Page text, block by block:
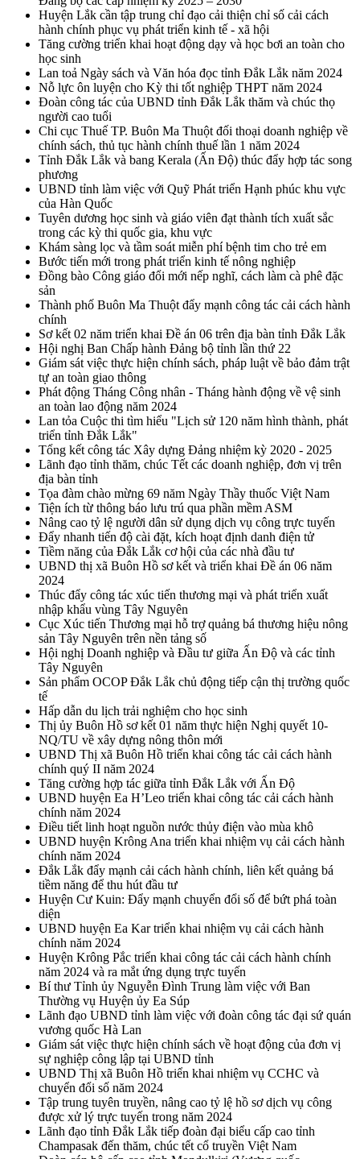
Huyện Lắk cần tập trung chỉ đạo cải thiện chỉ số cải cách
hành chính phục vụ phát triển kinh tế - xã hội
Tăng cường triển khai hoạt động dạy và học bơi an toàn cho
học sinh
Lan toả Ngày sách và Văn hóa đọc tỉnh Đắk Lắk năm 2024
Nỗ lực ôn luyện cho Kỳ thi tốt nghiệp THPT năm 2024
Đoàn công tác của UBND tỉnh Đắk Lắk thăm và chúc thọ
người cao tuổi
Chi cục Thuế TP. Buôn Ma Thuột đối thoại doanh nghiệp về
chính sách, thủ tục hành chính thuế lần 1 năm 2024
Tỉnh Đắk Lắk và bang Kerala (Ấn Độ) thúc đẩy hợp tác song
phương
UBND tỉnh làm việc với Quỹ Phát triển Hạnh phúc khu vực
của Hàn Quốc
Tuyên dương học sinh và giáo viên đạt thành tích xuất sắc
trong các kỳ thi quốc gia, khu vực
Khám sàng lọc và tầm soát miễn phí bệnh tim cho trẻ em
Bước tiến mới trong phát triển kinh tế nông nghiệp
Đồng bào Công giáo đổi mới nếp nghĩ, cách làm cà phê đặc
sản
Thành phố Buôn Ma Thuột đẩy mạnh công tác cải cách hành
chính
Sơ kết 02 năm triển khai Đề án 06 trên địa bàn tỉnh Đắk Lắk
Hội nghị Ban Chấp hành Đảng bộ tỉnh lần thứ 22
Giám sát việc thực hiện chính sách, pháp luật về bảo đảm trật
tự an toàn giao thông
Phát động Tháng Công nhân - Tháng hành động về vệ sinh
an toàn lao động năm 2024
Lan tỏa Cuộc thi tìm hiểu "Lịch sử 120 năm hình thành, phát
triển tỉnh Đắk Lắk"
Tổng kết công tác Xây dựng Đảng nhiệm kỳ 2020 - 2025
Lãnh đạo tỉnh thăm, chúc Tết các doanh nghiệp, đơn vị trên
địa bàn tỉnh
Tọa đàm chào mừng 69 năm Ngày Thầy thuốc Việt Nam
Tiện ích từ thông báo lưu trú qua phần mềm ASM
Nâng cao tỷ lệ người dân sử dụng dịch vụ công trực tuyến
Đẩy nhanh tiến độ cài đặt, kích hoạt định danh điện tử
Tiềm năng của Đắk Lắk cơ hội của các nhà đầu tư
UBND thị xã Buôn Hồ sơ kết và triển khai Đề án 06 năm
2024
Thúc đẩy công tác xúc tiến thương mại và phát triển xuất
nhập khẩu vùng Tây Nguyên
Cục Xúc tiến Thương mại hỗ trợ quảng bá thương hiệu nông
sản Tây Nguyên trên nền tảng số
Hội nghị Doanh nghiệp và Đầu tư giữa Ấn Độ và các tỉnh
Tây Nguyên
Sản phẩm OCOP Đắk Lắk chủ động tiếp cận thị trường quốc
tế
Hấp dẫn du lịch trải nghiệm cho học sinh
Thị ủy Buôn Hồ sơ kết 01 năm thực hiện Nghị quyết 10-
NQ/TU về xây dựng nông thôn mới
UBND Thị xã Buôn Hồ triển khai công tác cải cách hành
chính quý II năm 2024
Tăng cường hợp tác giữa tỉnh Đắk Lắk với Ấn Độ
UBND huyện Ea H’Leo triển khai công tác cải cách hành
chính năm 2024
Điều tiết linh hoạt nguồn nước thủy điện vào mùa khô
UBND huyện Krông Ana triển khai nhiệm vụ cải cách hành
chính năm 2024
Đắk Lắk đẩy mạnh cải cách hành chính, liên kết quảng bá
tiềm năng để thu hút đầu tư
Huyện Cư Kuin: Đẩy mạnh chuyển đổi số để bứt phá toàn
diện
UBND huyện Ea Kar triển khai nhiệm vụ cải cách hành
chính năm 2024
Huyện Krông Pắc triển khai công tác cải cách hành chính
năm 2024 và ra mắt ứng dụng trực tuyến
Bí thư Tỉnh ủy Nguyễn Đình Trung làm việc với Ban
Thường vụ Huyện ủy Ea Súp
Lãnh đạo UBND tỉnh làm việc với đoàn công tác đại sứ quán
vương quốc Hà Lan
Giám sát việc thực hiện chính sách về hoạt động của đơn vị
sự nghiệp công lập tại UBND tỉnh
UBND Thị xã Buôn Hồ triển khai nhiệm vụ CCHC và
chuyển đổi số năm 2024
Tập trung tuyên truyền, nâng cao tỷ lệ hồ sơ dịch vụ công
được xử lý trực tuyến trong năm 2024
Lãnh đạo tỉnh Đắk Lắk tiếp đoàn đại biểu cấp cao tỉnh
Champasak đến thăm, chúc tết cổ truyền Việt Nam